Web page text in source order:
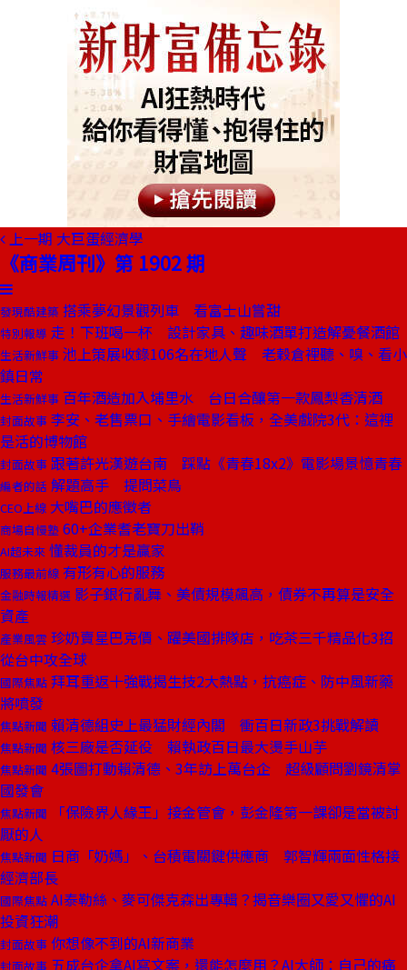
上一期 大巨蛋經濟學
《商業周刊》第 1902 期
發現酷建築 搭乘夢幻景觀列車 看富士山嘗甜
特別報導 走！下班喝一杯 設計家具、趣味酒單打造解憂餐酒館
生活新鮮事 池上策展收錄106名在地人聲 老穀倉裡聽、嗅、看小
鎮日常
生活新鮮事 百年酒造加入埔里水 台日合釀第一款鳳梨香清酒
封面故事 李安、老售票口、手繪電影看板，全美戲院3代：這裡
是活的博物館
封面故事 跟著許光漢遊台南 踩點《青春18x2》電影場景憶青春
編者的話 解題高手 提問菜鳥
CEO上線 大嘴巴的應徵者
商場自慢塾 60+企業耆老寶刀出鞘
AI超未來 懂裁員的才是贏家
服務最前線 有形有心的服務
金融時報精選 影子銀行亂舞、美債規模飆高，債券不再算是安全
資產
產業風雲 珍奶賣星巴克價、躍美國排隊店，吃茶三千精品化3招
從台中攻全球
國際焦點 拜耳重返十強戰揭生技2大熱點，抗癌症、防中風新藥
將噴發
焦點新聞 賴清德組史上最猛財經內閣 衝百日新政3挑戰解讀
焦點新聞 核三廠是否延役 賴執政百日最大燙手山芋
焦點新聞 4張圖打動賴清德、3年訪上萬台企 超級顧問劉鏡清掌
國發會
焦點新聞
「保險界人緣王」接金管會，彭金隆第一課卻是當被討
厭的人
焦點新聞 日商「奶媽」、台積電關鍵供應商 郭智輝兩面性格接
經濟部長
國際焦點 AI泰勒絲、麥可傑克森出專輯？揭音樂圈又愛又懼的AI
投資狂潮
封面故事 你想像不到的AI新商業
封面故事 五成台企拿AI寫文案，還能怎麼用？AI大師：自己的痛